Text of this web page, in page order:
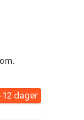
12 dager